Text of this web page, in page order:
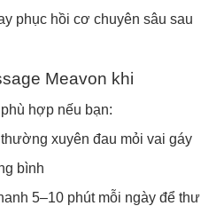
phục hồi cơ chuyên sâu sau
Meavon khi
hợp nếu bạn:
thường xuyên đau mỏi vai gáy
bình
5–10 phút mỗi ngày để thư